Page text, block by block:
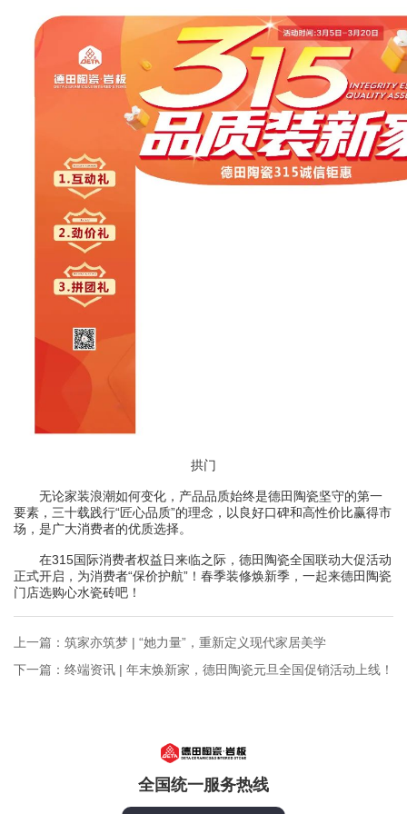
拱门
无论家装浪潮如何变化，产品品质始终是德田陶瓷坚守的第一
要素，三十载践行“匠心品质”的理念，以良好口碑和高性价比赢得市
场，是广大消费者的优质选择。
在315国际消费者权益日来临之际，德田陶瓷全国联动大促活动
正式开启，为消费者“保价护航”！春季装修焕新季，一起来德田陶瓷
门店选购心水瓷砖吧！
上一篇：筑家亦筑梦 | “她力量”，重新定义现代家居美学
下一篇：终端资讯 | 年末焕新家，德田陶瓷元旦全国促销活动上线！
全国统一服务热线